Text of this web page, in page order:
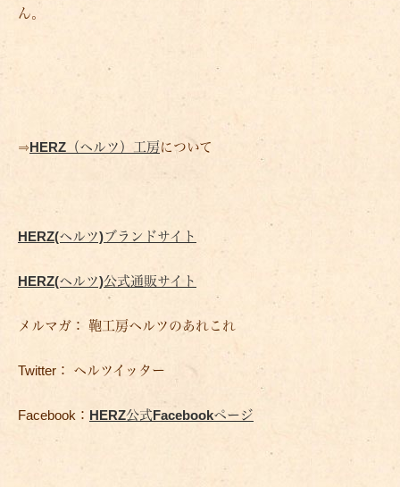
ん。
⇒HERZ（ヘルツ）工房について
HERZ(ヘルツ)ブランドサイト
HERZ(ヘルツ)公式通販サイト
メルマガ： 鞄工房ヘルツのあれこれ
Twitter： ヘルツイッター
Facebook： HERZ公式Facebookページ